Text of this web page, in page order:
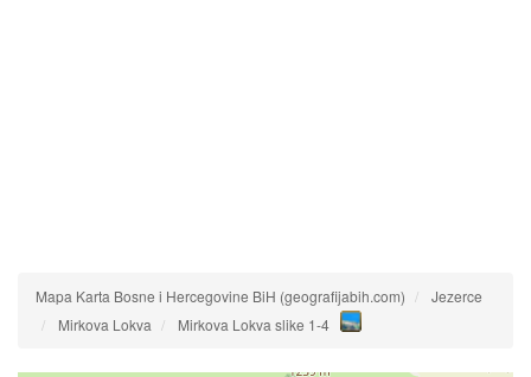
Mapa Karta Bosne i Hercegovine BiH (geografijabih.com)
Jezerce
Mirkova Lokva
Mirkova Lokva slike 1-4